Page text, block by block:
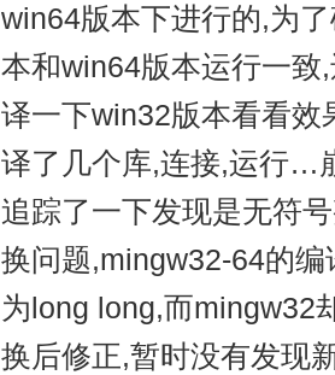
win64版本下进行的,为
本和win64版本运行一致
译一下win32版本看看效
译了几个库,连接,运行…
追踪了一下发现是无符
换问题,mingw32-64的编
为long long,而mingw32
换后修正,暂时没有发现